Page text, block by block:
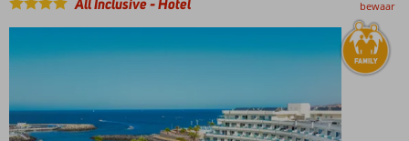
groot
zwembad
door
All Inclusive-Hotel bewaar